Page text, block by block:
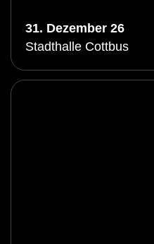
Operette
31. Dezember 26
Stadthalle Cottbus